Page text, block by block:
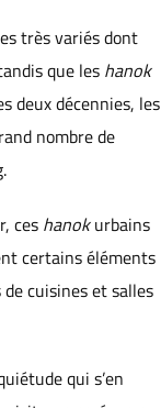
très variés dont
que les hanok
deux décennies, les
nombre de
ces hanokurbains
certains éléments
cuisines et salles
qui s’en